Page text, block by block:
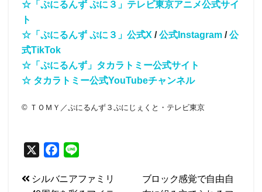
☆「ぷにるんず ぷに３」テレビ東京アニメ公式サイ
ト
☆「ぷにるんず ぷに３」公式X /公式Instagram /公
式TikTok
☆「ぷにるんず」タカラトミー公式サイト
☆ タカラトミー公式YouTubeチャンネル
© ＴＯＭＹ／ぷにるんず３ぷにじぇくと・テレビ東京
c
n
投
ブロック感覚で自由自
シルバニアファミリ